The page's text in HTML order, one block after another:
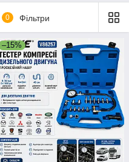
0 Фільтри
–15%